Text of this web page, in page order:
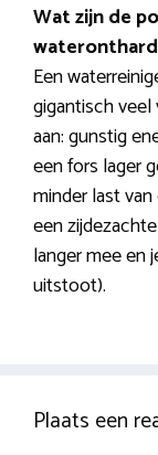
Wat zijn de
Een
gigantisch
aan: gunstig
een fors lager
minder last
een
langer mee en
uitstoot).
Plaats een